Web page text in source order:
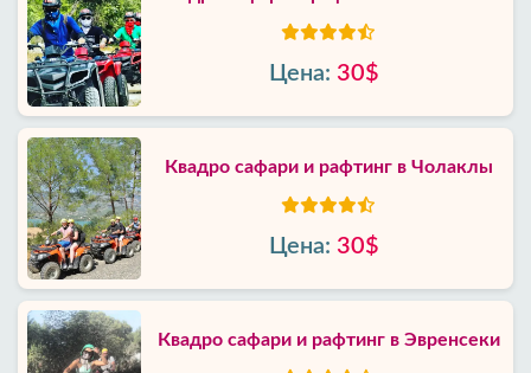
Цена: 30$
Квадро сафари и рафтинг в Чолаклы
Цена: 30$
Квадро сафари и рафтинг в Эвренсеки